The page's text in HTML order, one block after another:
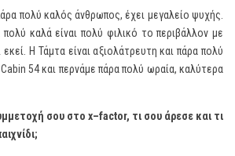
πολύ καλός άνθρωπος, έχει μεγαλείο ψυχής.
καλά είναι πολύ φιλικό το περιβάλλον με
εκεί. Η Τάμτα είναι αξιολάτρευτη και πάρα πολύ
54 και περνάμε πάρα πολύ ωραία, καλύτερα
σου στο x–factor, τι σου άρεσε και τι